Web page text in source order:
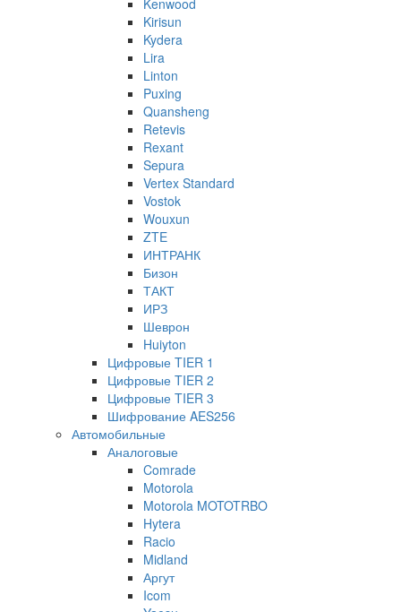
Kirisun
Kydera
Lira
Linton
Puxing
Quansheng
Retevis
Rexant
Sepura
Vertex Standard
Vostok
Wouxun
ZTE
ИНТРАНК
Бизон
ТАКТ
ИРЗ
Шеврон
Huiyton
Цифровые TIER 1
Цифровые TIER 2
Цифровые TIER 3
Шифрование AES256
Автомобильные
Аналоговые
Comrade
Motorola
Motorola MOTOTRBO
Hytera
Racio
Midland
Аргут
Icom